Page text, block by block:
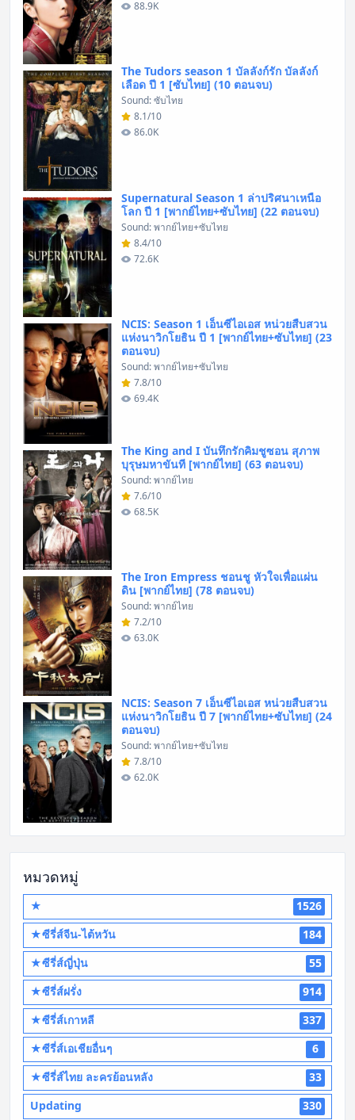
88.9K
The Tudors season 1 บัลลังก์รัก บัลลังก์
เลือด ปี 1 [ซับไทย] (10 ตอนจบ)
Sound: ซับไทย
8.1/10
86.0K
Supernatural Season 1 ล่าปริศนาเหนือ
โลก ปี 1 [พากย์ไทย+ซับไทย] (22 ตอนจบ)
Sound: พากย์ไทย+ซับไทย
8.4/10
72.6K
NCIS: Season 1 เอ็นซีไอเอส หน่วยสืบสวน
แห่งนาวิกโยธิน ปี 1 [พากย์ไทย+ซับไทย] (23
ตอนจบ)
Sound: พากย์ไทย+ซับไทย
7.8/10
69.4K
The King and I บันทึกรักคิมชูซอน สุภาพ
บุรุษมหาขันที [พากย์ไทย] (63 ตอนจบ)
Sound: พากย์ไทย
7.6/10
68.5K
The Iron Empress ชอนชู หัวใจเพื่อแผ่น
ดิน [พากย์ไทย] (78 ตอนจบ)
Sound: พากย์ไทย
7.2/10
63.0K
NCIS: Season 7 เอ็นซีไอเอส หน่วยสืบสวน
แห่งนาวิกโยธิน ปี 7 [พากย์ไทย+ซับไทย] (24
ตอนจบ)
Sound: พากย์ไทย+ซับไทย
7.8/10
62.0K
หมวดหมู่
★
1526
★ซีรี่ส์จีน-ไต้หวัน
184
★ซีรี่ส์ญี่ปุ่น
55
★ซีรี่ส์ฝรั่ง
914
★ซีรี่ส์เกาหลี
337
★ซีรี่ส์เอเชียอื่นๆ
6
★ซีรี่ส์ไทย ละครย้อนหลัง
33
Updating
330